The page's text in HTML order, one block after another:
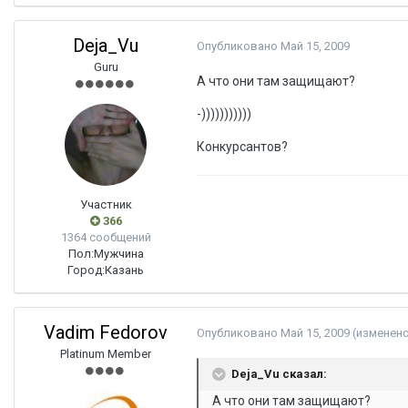
Deja_Vu
Guru
Участник
366
1364 сообщений
Пол:Мужчина
Город:Казань
Опубликовано Май 15, 2009
А что они там защищают?
-)))))))))))
Конкурсантов?
Vadim Fedorov
Platinum Member
Опубликовано Май 15, 2009
Deja_Vu сказал:
А что они там защищают?